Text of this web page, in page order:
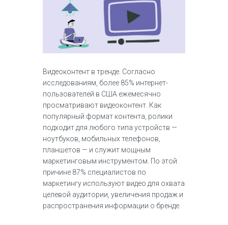
Видеоконтент в тренде. Согласно
исследованиям, более 85% интернет-
пользователей в США ежемесячно
просматривают видеоконтент. Как
популярный формат контента, ролики
подходит для любого типа устройств —
ноутбуков, мобильных телефонов,
планшетов — и служит мощным
маркетинговым инструментом. По этой
причине 87% специалистов по
маркетингу используют видео для охвата
целевой аудитории, увеличения продаж и
распространения информации о бренде.